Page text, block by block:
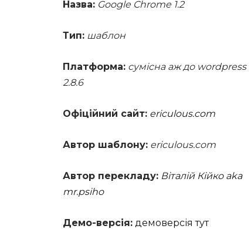
Назва: Google Chrome 1.2
Тип: шаблон
Платформа: сумісна аж до wordpress
2.8.6
Офіційний сайт: ericulous.com
Автор шаблону: ericulous.com
Автор перекладу: Віталій Кійко aka
mr.psiho
Демо-версія: демоверсія тут